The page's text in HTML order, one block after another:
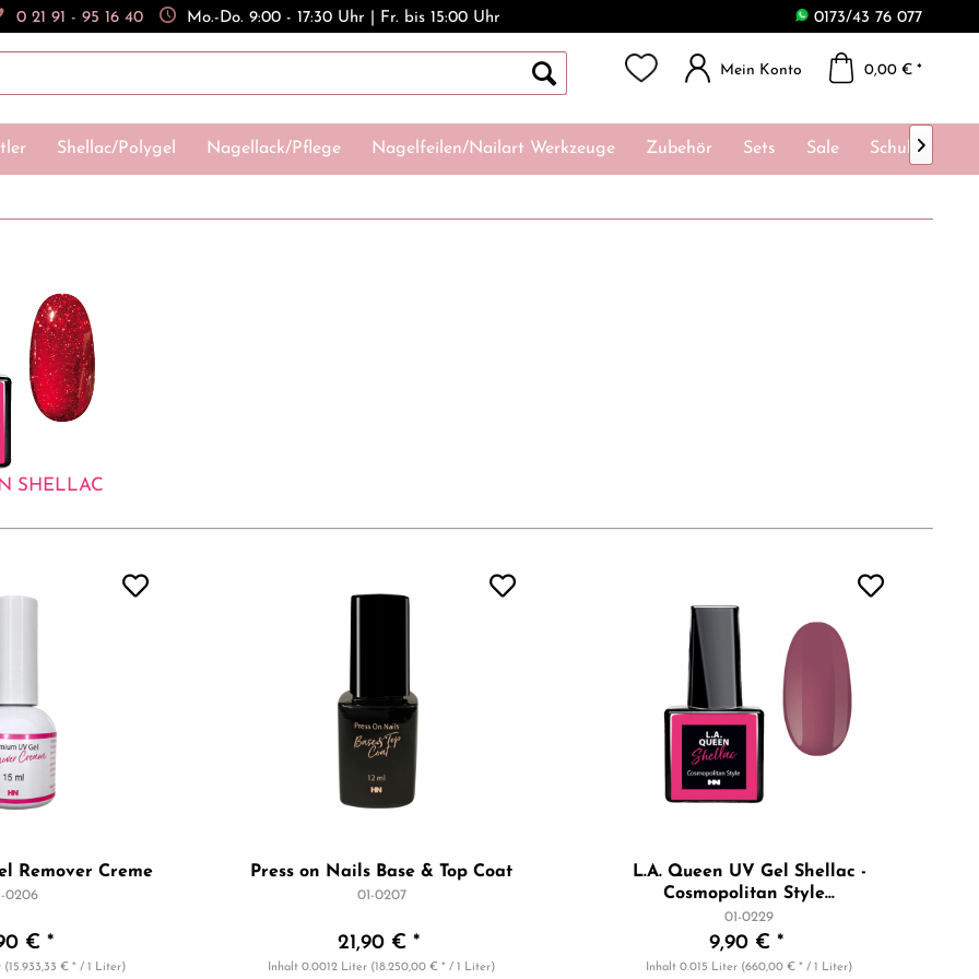
0 21 91 - 95 16 40 Mo.-Do. 9:00 - 17:30 Uhr | Fr. bis 15:00 Uhr 0173/43 76 077
Mein Konto 0,00 € *
Shellac/Polygel Nagellack/Pflege Nagelfeilen/Nailart Werkzeuge Zubehör Sets Sale Schulungen

SHELLAC
Remover Creme
0206
€ *
(15.933,33 € * / 1 Liter)
Press on Nails Base & Top Coat
01-0207
21,90 € *
Inhalt0.0012 Liter (18.250,00 € * / 1 Liter)
L.A. Queen UV Gel Shellac -
Cosmopolitan Style...
01-0229
9,90 € *
Inhalt0.015 Liter (660,00 € * / 1 Liter)